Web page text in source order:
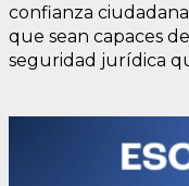
confianza
que sean capaces
seguridad jurídica